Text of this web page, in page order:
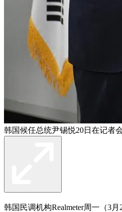
韩国候任总统尹锡悦20日在记者
韩国民调机构Realmeter周一（3